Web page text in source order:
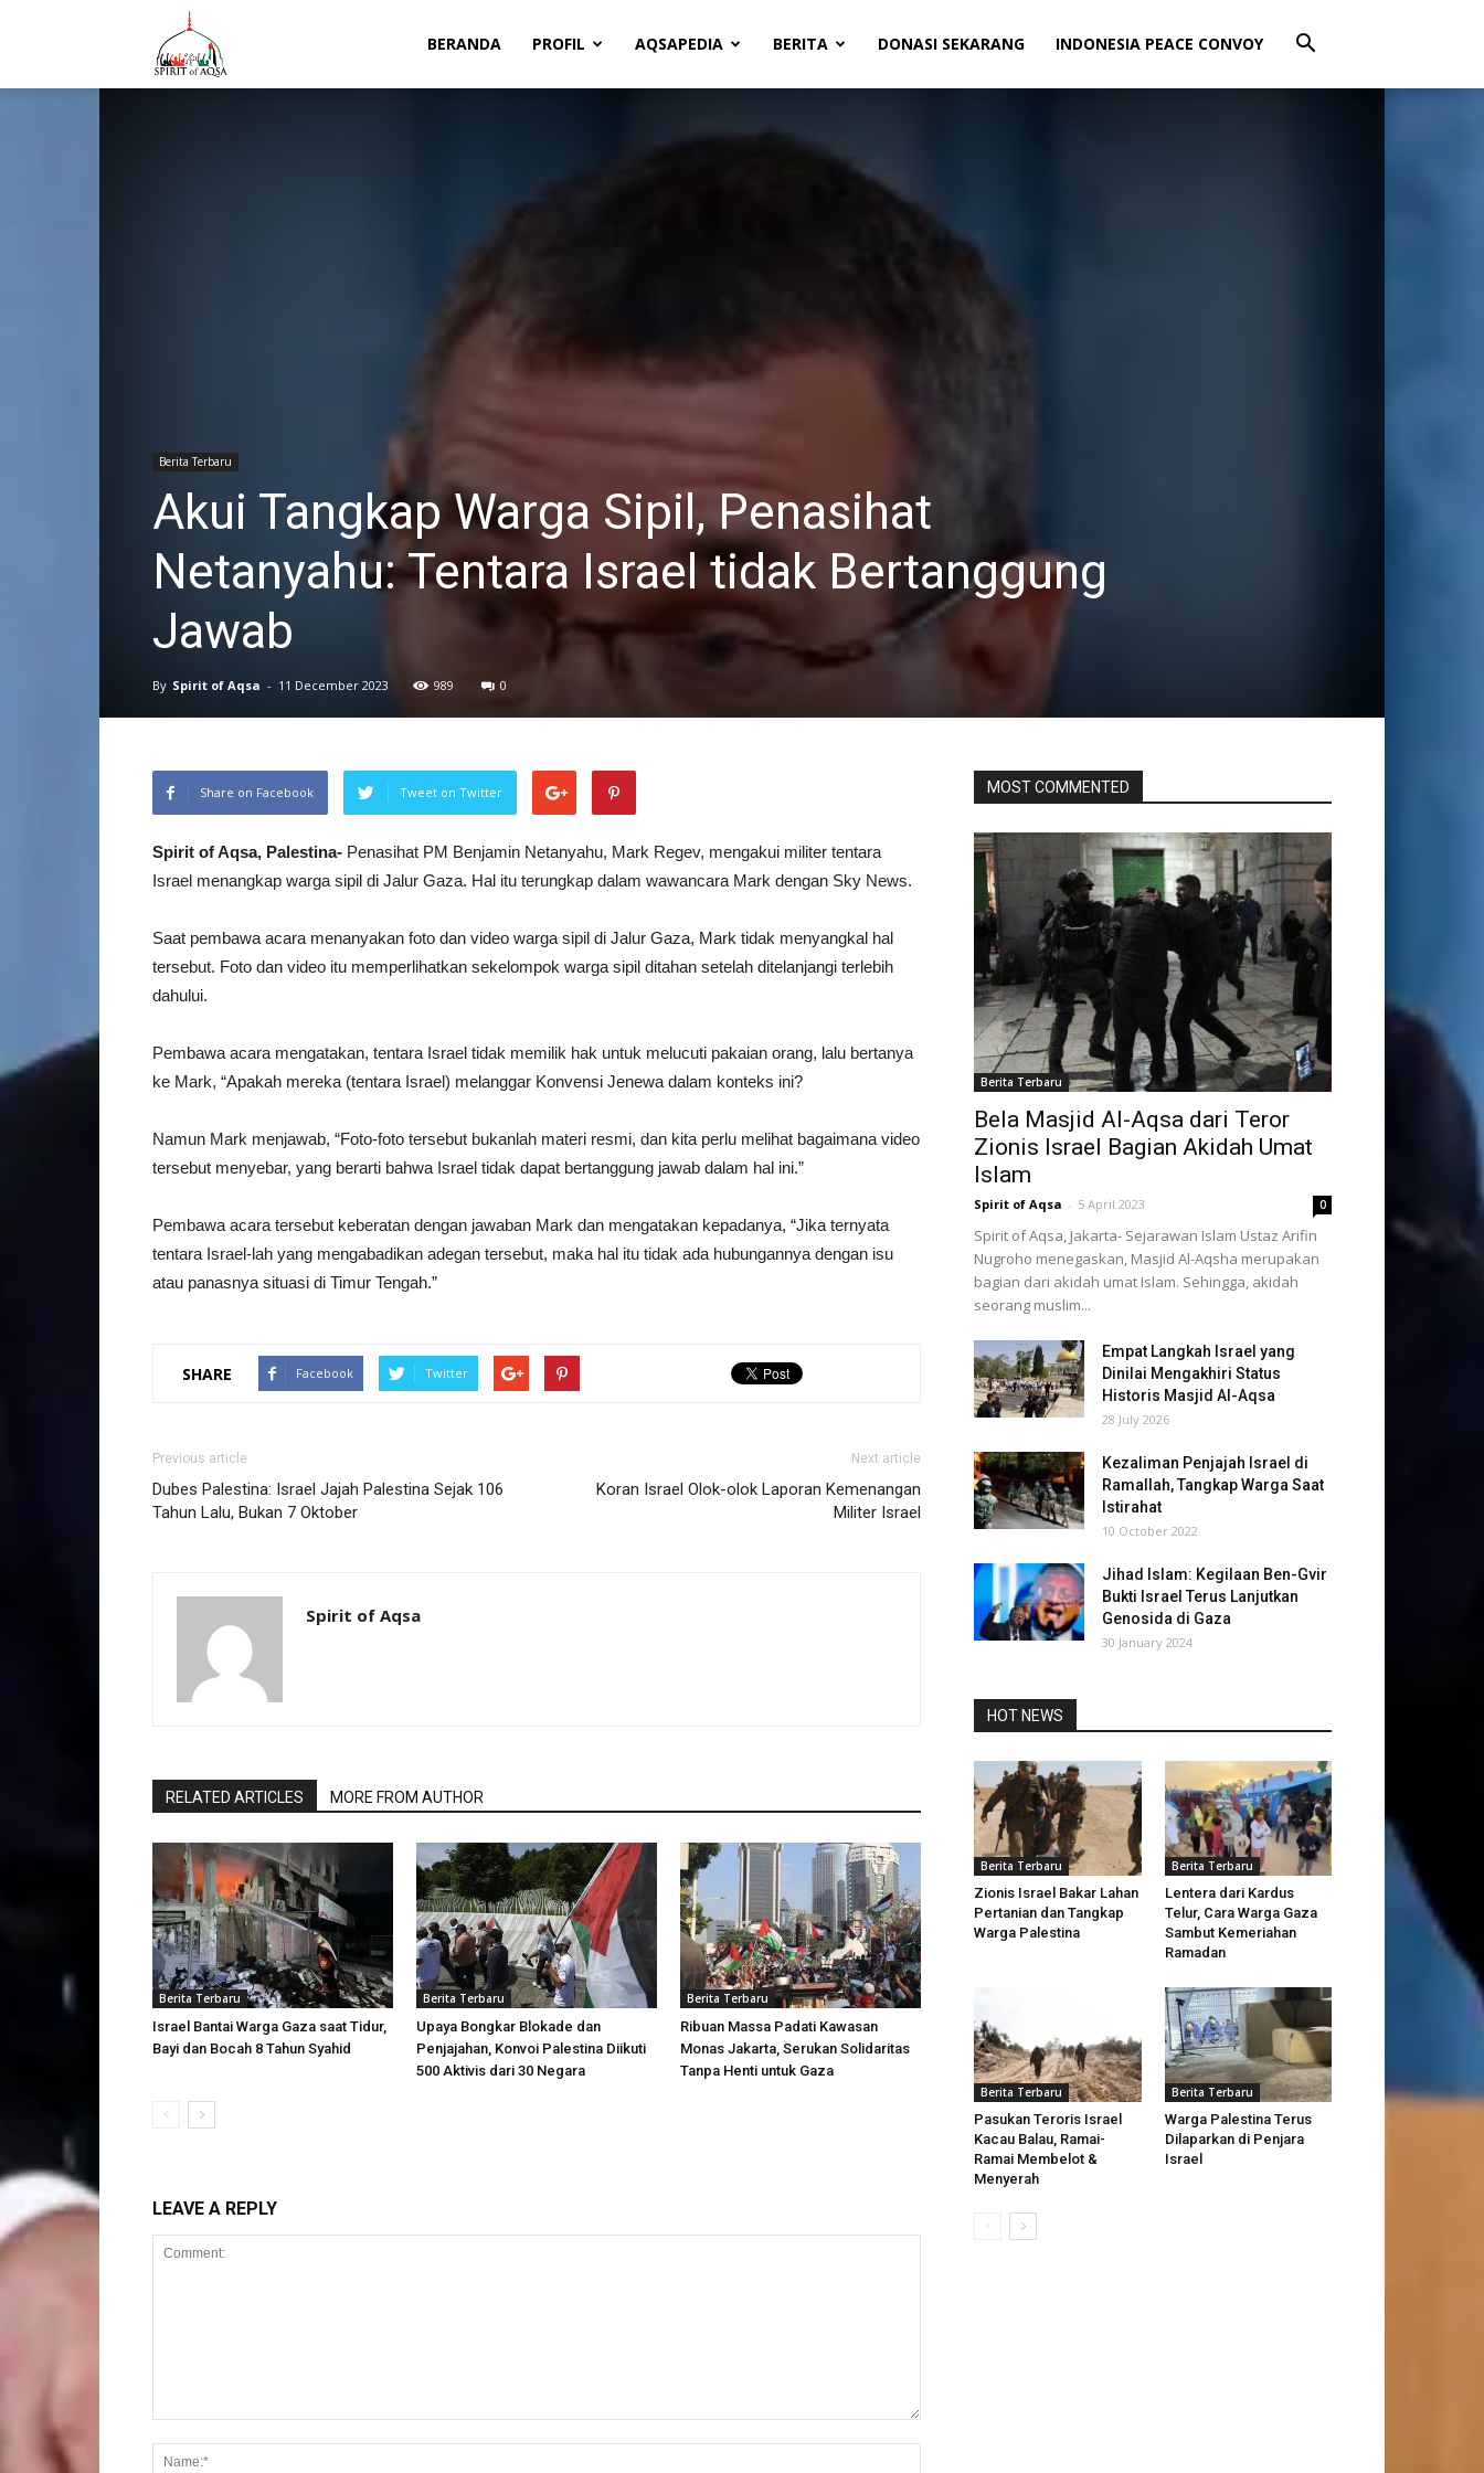
BERANDA PROFIL AQSAPEDIA BERITA DONASI SEKARANG INDONESIA PEACE CONVOY
Berita Terbaru
Akui Tangkap Warga Sipil, Penasihat
Netanyahu: Tentara Israel tidak Bertanggung
Jawab
By Spirit of Aqsa - 11 December 2023 989 0
Share on Facebook Tweet on Twitter
Spirit of Aqsa, Palestina- Penasihat PM Benjamin Netanyahu, Mark Regev, mengakui militer tentara
Israel menangkap warga sipil di Jalur Gaza. Hal itu terungkap dalam wawancara Mark dengan Sky News.
Saat pembawa acara menanyakan foto dan video warga sipil di Jalur Gaza, Mark tidak menyangkal hal
tersebut. Foto dan video itu memperlihatkan sekelompok warga sipil ditahan setelah ditelanjangi terlebih
dahului.
Pembawa acara mengatakan, tentara Israel tidak memilik hak untuk melucuti pakaian orang, lalu bertanya
ke Mark, “Apakah mereka (tentara Israel) melanggar Konvensi Jenewa dalam konteks ini?
Namun Mark menjawab, “Foto-foto tersebut bukanlah materi resmi, dan kita perlu melihat bagaimana video
tersebut menyebar, yang berarti bahwa Israel tidak dapat bertanggung jawab dalam hal ini.”
Pembawa acara tersebut keberatan dengan jawaban Mark dan mengatakan kepadanya, “Jika ternyata
tentara Israel-lah yang mengabadikan adegan tersebut, maka hal itu tidak ada hubungannya dengan isu
atau panasnya situasi di Timur Tengah.”
SHARE Facebook Twitter
Previous article
Dubes Palestina: Israel Jajah Palestina Sejak 106
Tahun Lalu, Bukan 7 Oktober
Next article
Koran Israel Olok-olok Laporan Kemenangan
Militer Israel
Spirit of Aqsa
RELATED ARTICLES MORE FROM AUTHOR
Berita Terbaru
Israel Bantai Warga Gaza saat Tidur,
Bayi dan Bocah 8 Tahun Syahid
Berita Terbaru
Upaya Bongkar Blokade dan
Penjajahan, Konvoi Palestina Diikuti
500 Aktivis dari 30 Negara
Berita Terbaru
Ribuan Massa Padati Kawasan
Monas Jakarta, Serukan Solidaritas
Tanpa Henti untuk Gaza
LEAVE A REPLY
MOST COMMENTED
Berita Terbaru
Bela Masjid Al-Aqsa dari Teror
Zionis Israel Bagian Akidah Umat
Islam
Spirit of Aqsa - 5 April 2023 0
Spirit of Aqsa, Jakarta- Sejarawan Islam Ustaz Arifin
Nugroho menegaskan, Masjid Al-Aqsha merupakan
bagian dari akidah umat Islam. Sehingga, akidah
seorang muslim...
Empat Langkah Israel yang
Dinilai Mengakhiri Status
Historis Masjid Al-Aqsa
28 July 2026
Kezaliman Penjajah Israel di
Ramallah, Tangkap Warga Saat
Istirahat
10 October 2022
Jihad Islam: Kegilaan Ben-Gvir
Bukti Israel Terus Lanjutkan
Genosida di Gaza
30 January 2024
HOT NEWS
Berita Terbaru
Zionis Israel Bakar Lahan
Pertanian dan Tangkap
Warga Palestina
Berita Terbaru
Lentera dari Kardus
Telur, Cara Warga Gaza
Sambut Kemeriahan
Ramadan
Berita Terbaru
Pasukan Teroris Israel
Kacau Balau, Ramai-
Ramai Membelot &
Menyerah
Berita Terbaru
Warga Palestina Terus
Dilaparkan di Penjara
Israel